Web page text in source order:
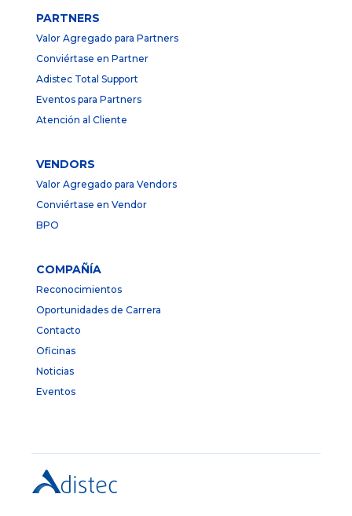
PARTNERS
Valor Agregado para Partners
Conviértase en Partner
Adistec Total Support
Eventos para Partners
Atención al Cliente
VENDORS
Valor Agregado para Vendors
Conviértase en Vendor
BPO
COMPAÑÍA
Reconocimientos
Oportunidades de Carrera
Contacto
Oficinas
Noticias
Eventos